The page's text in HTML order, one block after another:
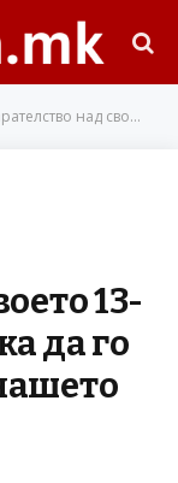
сака да го промени полот на нашето бебе“
13-
да го